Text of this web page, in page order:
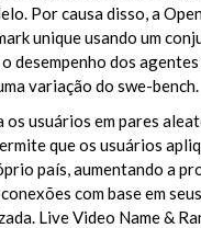
Por causa disso, a
unique usando um
desempenho dos
variação do swe-bench.
os usuários em pares
que os usuários
país, aumentando a
com base em
Live Video Name &